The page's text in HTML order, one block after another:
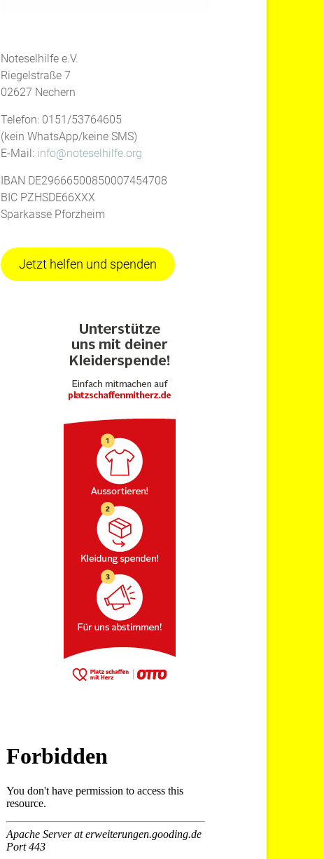
Noteselhilfe e.V.
Riegelstraße 7
02627 Nechern
Telefon: 0151/53764605
(kein WhatsApp/keine SMS)
E-Mail: info@noteselhilfe.org
IBAN DE29666500850007454708
BIC PZHSDE66XXX
Sparkasse Pforzheim
Jetzt helfen und spenden